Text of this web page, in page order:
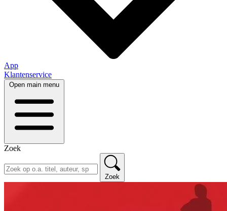
App
Klantenservice
Open main menu
Zoek
Zoek